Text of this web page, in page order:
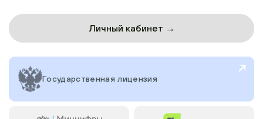
Личный кабинет →
Государственная лицензия